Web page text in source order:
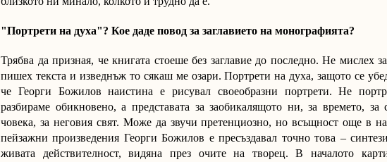
"Портрети на духа"? Кое даде повод за заглавието на монографията?
Трябва да призная, че книгата стоеше без заглавие до последно. Не мислех
пишех текста и изведнъж то сякаш ме озари. Портрети на духа, защото се
че Георги Божилов наистина е рисувал своеобразни портрети. Не
разбираме обикновено, а представата за заобикалящото ни, за времето, за
човека, за неговия свят. Може да звучи претенциозно, но всъщност още в
пейзажни произведения Георги Божилов е пресъздавал точно това –
живата действителност, видяна през очите на творец. В началото